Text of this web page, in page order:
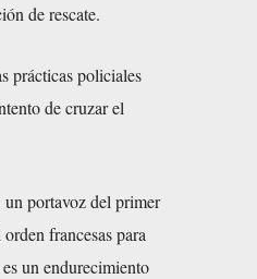
de rescate.
prácticas policiales
de cruzar el
un portavoz del primer
francesas para
un endurecimiento